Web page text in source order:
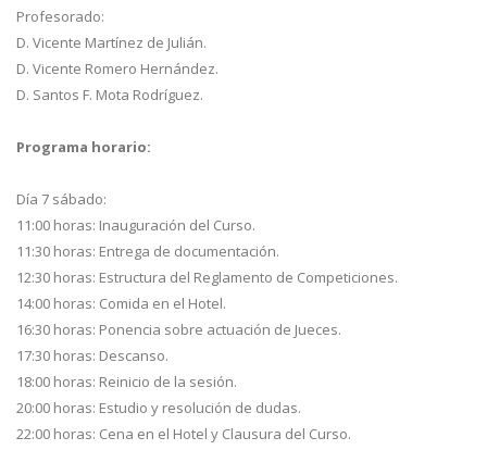
Profesorado:
D. Vicente Martínez de Julián.
D. Vicente Romero Hernández.
D. Santos F. Mota Rodríguez.
Programa horario:
Día 7 sábado:
11:00 horas: Inauguración del Curso.
11:30 horas: Entrega de documentación.
12:30 horas: Estructura del Reglamento de Competiciones.
14:00 horas: Comida en el Hotel.
16:30 horas: Ponencia sobre actuación de Jueces.
17:30 horas: Descanso.
18:00 horas: Reinicio de la sesión.
20:00 horas: Estudio y resolución de dudas.
22:00 horas: Cena en el Hotel y Clausura del Curso.